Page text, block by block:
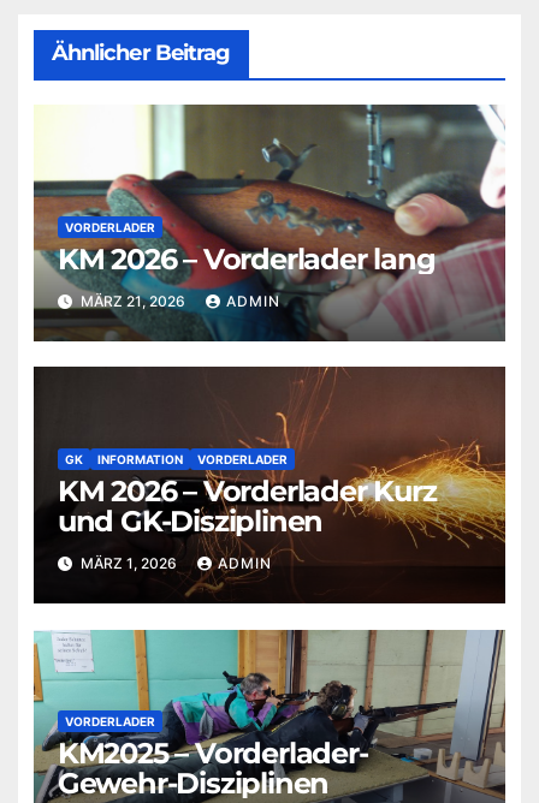
Ähnlicher Beitrag
VORDERLADER
KM 2026 – Vorderlader lang
MÄRZ 21, 2026 ADMIN
GK INFORMATION VORDERLADER
KM 2026 – Vorderlader Kurz
und GK-Disziplinen
MÄRZ 1, 2026 ADMIN
VORDERLADER
KM2025 – Vorderlader-
Gewehr-Disziplinen